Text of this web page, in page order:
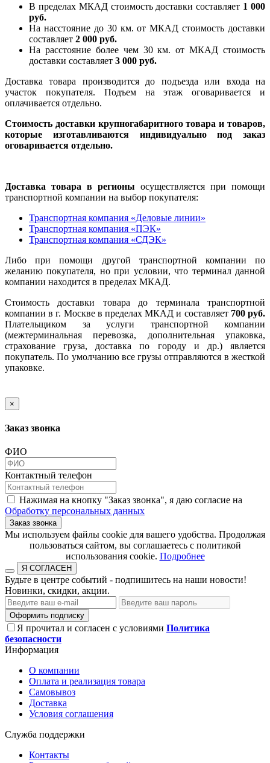
В пределах МКАД стоимость доставки составляет 1 000
руб.
На насcтояние до 30 км. от МКАД стоимость доставки
составляет 2 000 руб.
На расстояние более чем 30 км. от МКАД стоимость
доставки составляет 3 000 руб.
Доставка товара производится до подъезда или входа на
участок покупателя. Подъем на этаж оговаривается и
оплачивается отдельно.
Стоимость доставки крупногабаритного товара и товаров,
которые изготавливаются индивидуально под заказ
оговаривается отдельно.
Доставка товара в регионы осуществляется при помощи
транспортной компании на выбор покупателя:
Транспортная компания «Деловые линии»
Транспортная компания «ПЭК»
Транспортная компания «СДЭК»
Либо при помощи другой транспортной компании по
желанию покупателя, но при условии, что терминал данной
компании находится в пределах МКАД.
Стоимость доставки товара до терминала транспортной
компании в г. Москве в пределах МКАД и составляет 700 руб.
Плательщиком за услуги транспортной компании
(межтерминальная перевозка, дополнительная упаковка,
страхование груза, доставка по городу и др.) является
покупатель. По умолчанию все грузы отправляются в жесткой
упаковке.
×
Заказ звонка
ФИО
Контактный телефон
Нажимая на кнопку "Заказ звонка", я даю согласие на
Обработку персональных данных
Заказ звонка
​​​​​​​Мы используем файлы cookie для вашего удобства. Продолжая
пользоваться сайтом, вы соглашаетесь с политикой
использования cookie.​​​​​​​ Подробнее
Я СОГЛАСЕН
Будьте в центре событий - подпишитесь на наши новости!
Новинки, скидки, акции.
Оформить подписку
Я прочитал и согласен с условиями Политика
безопасности
Информация
О компании
Оплата и реализация товара
Самовывоз
Доставка
Условия соглашения
Служба поддержки
Контакты